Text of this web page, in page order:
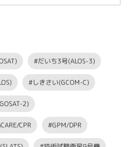
#だいち3号(ALOS-3)
#しきさい(GCOM-C)
2)
CPR #GPM/DPR